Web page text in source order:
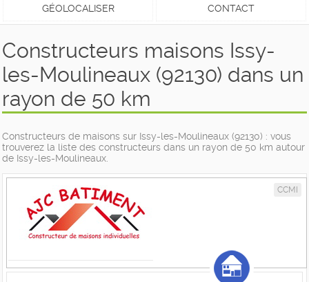
GÉOLOCALISER CONTACT
Constructeurs maisons Issy-
les-Moulineaux (92130) dans un
rayon de 50 km
Constructeurs de maisons sur Issy-les-Moulineaux (92130) : vous
trouverez la liste des constructeurs dans un rayon de 50 km autour
de Issy-les-Moulineaux.
CCMI